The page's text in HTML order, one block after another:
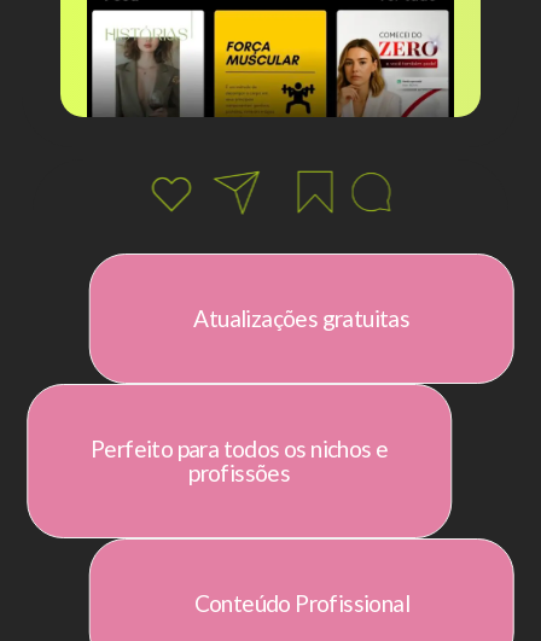
Atualizações gratuitas
Perfeito para todos os nichos e
profissões
Conteúdo Profissional